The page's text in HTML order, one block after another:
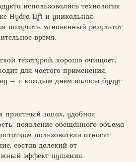
использовались технология
Hydra-Lift и уникальная
получить мгновенный результат
время.
текстурой, хорошо очищает,
для частого применения,
– с каждым днем волосы будут
приятный запах, удобная
появление обещанного объема
пользователи относят
состав далекий от
эффект пушения.